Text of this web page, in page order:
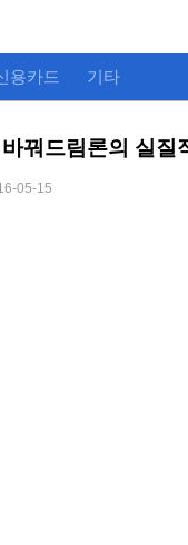
용카드 기타
꿔드림론의 실질
05-15